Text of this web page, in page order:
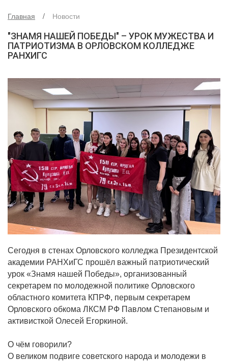
ОРЛОВСКИЙ ОБЛАСТНОЙ СОВЕТ
ОРЛОВСКИЙ ГОРОДСКОЙ СОВЕТ
САМОУПРАВЛЕНИЯ
ПАРТИЙНАЯ ПЕЧАТЬ
ПАРТИЙНАЯ ЖИЗНЬ
МЕСТНЫЕ ОТДЕЛЕНИЯ
КОНТАКТЫ
КПРФ ПРОФ
г. Орел, ул. Ковальская, д. 5
8 (4862) 22-33-44
Вход Регистрация
Главная Новости
"ЗНАМЯ НАШЕЙ ПОБЕДЫ" – УРОК МУЖЕСТВА И
ПАТРИОТИЗМА В ОРЛОВСКОМ КОЛЛЕДЖЕ
РАНХИГС
Сегодня в стенах Орловского колледжа Президентской
академии РАНХиГС прошёл важный патриотический
урок «Знамя нашей Победы», организованный
секретарем по молодежной политике Орловского
областного комитета КПРФ, первым секретарем
Орловского обкома ЛКСМ РФ Павлом Степановым и
активисткой Олесей Егоркиной.
О чём говорили?
О великом подвиге советского народа и молодежи в